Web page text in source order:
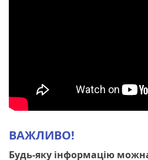
ВАЖЛИВО!
Будь-яку інформацію